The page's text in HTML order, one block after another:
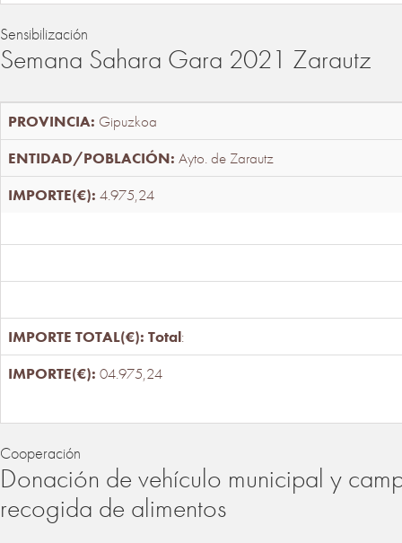
Sensibilización
Semana Sahara Gara 2021 Zarautz
Gipuzkoa
Ayto. de Zarautz
4.975,24
Total:
04.975,24
Cooperación
Donación de vehículo municipal y
recogida de alimentos